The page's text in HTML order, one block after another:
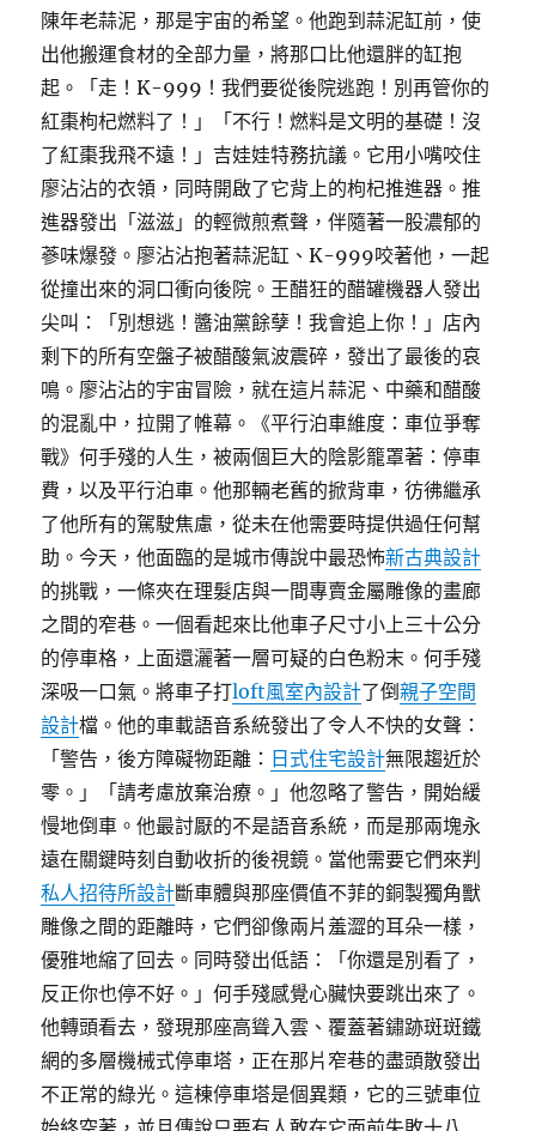
陳年老蒜泥，那是宇宙的希望。他跑到蒜泥缸前，使
出他搬運食材的全部力量，將那口比他還胖的缸抱
起。「走！K-999！我們要從後院逃跑！別再管你的
紅棗枸杞燃料了！」「不行！燃料是文明的基礎！沒
了紅棗我飛不遠！」吉娃娃特務抗議。它用小嘴咬住
廖沾沾的衣領，同時開啟了它背上的枸杞推進器。推
進器發出「滋滋」的輕微煎煮聲，伴隨著一股濃郁的
蔘味爆發。廖沾沾抱著蒜泥缸、K-999咬著他，一起
從撞出來的洞口衝向後院。王醋狂的醋罐機器人發出
尖叫：「別想逃！醬油黨餘孽！我會追上你！」店內
剩下的所有空盤子被醋酸氣波震碎，發出了最後的哀
鳴。廖沾沾的宇宙冒險，就在這片蒜泥、中藥和醋酸
的混亂中，拉開了帷幕。《平行泊車維度：車位爭奪
戰》何手殘的人生，被兩個巨大的陰影籠罩著：停車
費，以及平行泊車。他那輛老舊的掀背車，彷彿繼承
了他所有的駕駛焦慮，從未在他需要時提供過任何幫
助。今天，他面臨的是城市傳說中最恐怖新古典設計
的挑戰，一條夾在理髮店與一間專賣金屬雕像的畫廊
之間的窄巷。一個看起來比他車子尺寸小上三十公分
的停車格，上面還灑著一層可疑的白色粉末。何手殘
深吸一口氣。將車子打loft風室內設計了倒親子空間
設計檔。他的車載語音系統發出了令人不快的女聲：
「警告，後方障礙物距離： 日式住宅設計無限趨近於
零。」「請考慮放棄治療。」他忽略了警告，開始緩
慢地倒車。他最討厭的不是語音系統，而是那兩塊永
遠在關鍵時刻自動收折的後視鏡。當他需要它們來判
私人招待所設計斷車體與那座價值不菲的銅製獨角獸
雕像之間的距離時，它們卻像兩片羞澀的耳朵一樣，
優雅地縮了回去。同時發出低語：「你還是別看了，
反正你也停不好。」何手殘感覺心臟快要跳出來了。
他轉頭看去，發現那座高聳入雲、覆蓋著鏽跡斑斑鐵
網的多層機械式停車塔，正在那片窄巷的盡頭散發出
不正常的綠光。這棟停車塔是個異類，它的三號車位